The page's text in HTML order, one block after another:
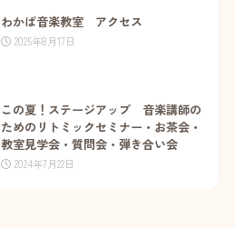
わかば音楽教室 アクセス
2025年8月17日
この夏！ステージアップ 音楽講師の
ためのリトミックセミナー・お茶会・
教室見学会・質問会・弾き合い会
2024年7月22日